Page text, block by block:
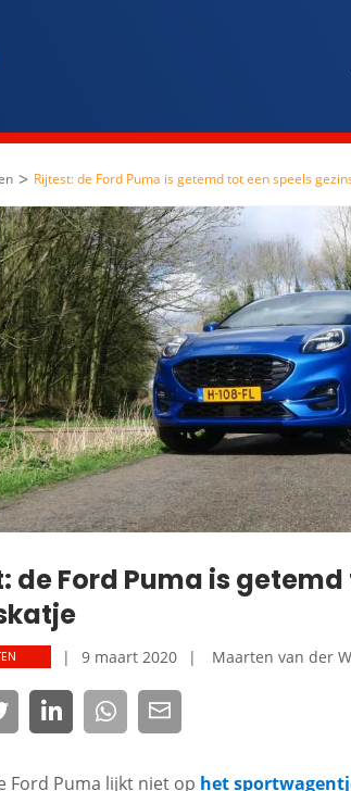
> Rijtest: de Ford Puma is getemd tot een speels
de Ford Puma is
9 maart 2020 Maarten van der
Ford Puma lijkt niet op het